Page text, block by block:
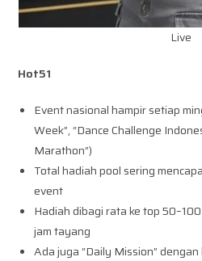
Live
Hot51
Event nasional hampir setiap
Week”, “Dance Challenge
Marathon”)
Total hadiah pool sering
event
Hadiah dibagi rata ke top
jam tayang
Ada juga “Daily Mission”